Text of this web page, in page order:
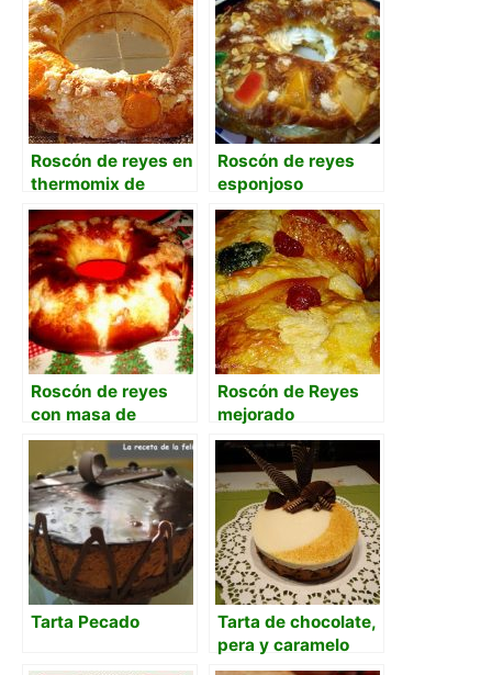
Roscón de reyes en
thermomix de
Mafalda
Roscón de reyes
esponjoso
Roscón de reyes
con masa de
arranque
Roscón de Reyes
mejorado
Tarta Pecado
Tarta de chocolate,
pera y caramelo